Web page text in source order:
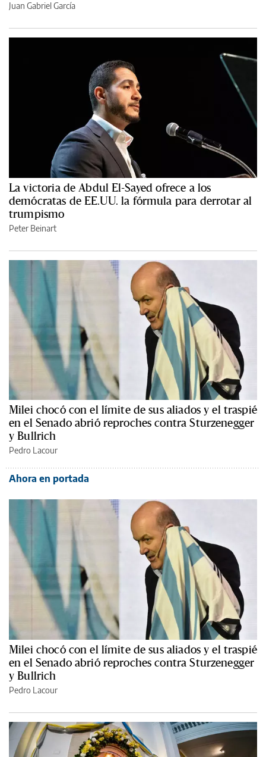
Juan Gabriel García
La victoria de Abdul El-Sayed ofrece a los
demócratas de EE.UU. la fórmula para derrotar al
trumpismo
Peter Beinart
Milei chocó con el límite de sus aliados y el traspié
en el Senado abrió reproches contra Sturzenegger
y Bullrich
Pedro Lacour
Ahora en portada
Milei chocó con el límite de sus aliados y el traspié
en el Senado abrió reproches contra Sturzenegger
y Bullrich
Pedro Lacour